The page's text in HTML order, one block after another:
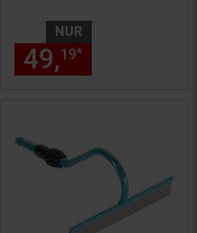
€ Sternchen
NUR
49,19*